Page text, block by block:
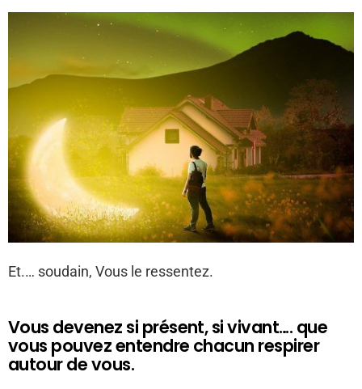
Et.… soudain, Vous le ressentez.
Vous devenez si présent, si vivant…. que
vous pouvez entendre chacun respirer
autour de vous.